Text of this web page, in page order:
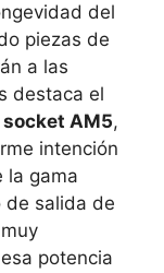
del
piezas de
a las
destaca el
socket AM5,
intención
la gama
de salida de
potencia